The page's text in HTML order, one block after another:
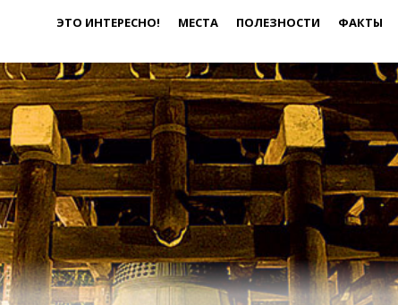
ЭТО ИНТЕРЕСНО! МЕСТА ПОЛЕЗНОСТИ ФАКТЫ